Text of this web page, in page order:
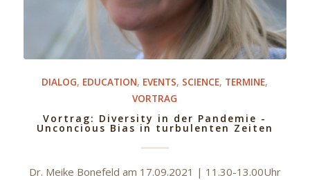
DIALOG, EDUCATION, EVENTS, SCIENCE, TERMINE,
VORTRAG
Vortrag: Diversity in der Pandemie -
Unconcious Bias in turbulenten Zeiten
Dr. Meike Bonefeld am 17.09.2021 | 11.30-13.00Uhr